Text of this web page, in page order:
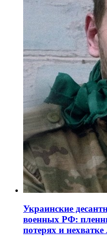
Украинские
военных РФ:
потерях и